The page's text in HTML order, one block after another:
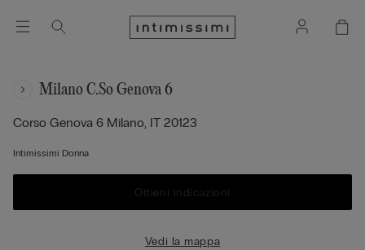
Milano C.so Genova 6
Corso Genova 6 Milano, IT 20123
Intimissimi Donna
Ottieni indicazioni
Vedi la mappa